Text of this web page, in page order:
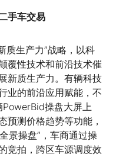
手车交易
质生产力”战略，以科
覆性技术和前沿技术催
新质生产力。有辆科技
业的前沿应用赋能，不
操盘大屏上
预测价格趋势等功能，
景操盘”，车商通过操
竞拍，跨区车源调度效